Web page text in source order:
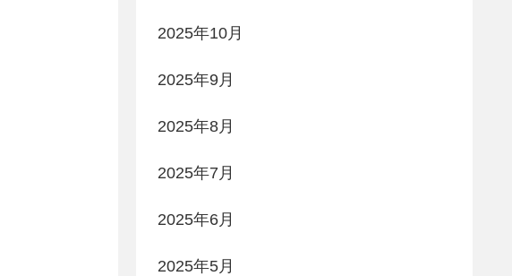
2025年10月
2025年9月
2025年8月
2025年7月
2025年6月
2025年5月